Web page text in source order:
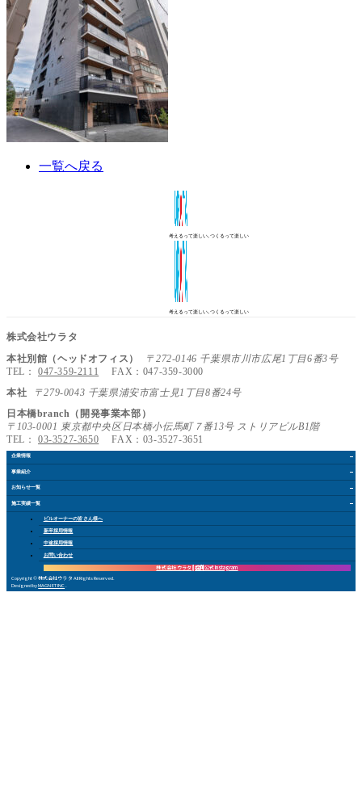
一覧へ戻る
考えるって楽しい､つくるって楽しい
考えるって楽しい､つくるって楽しい
株式会社ウラタ
本社別館（ヘッドオフィス）
〒272-0146 千葉県市川市広尾1丁目6番3号
TEL： 047-359-2111 FAX：047-359-3000
本社
〒279-0043 千葉県浦安市富士見1丁目8番24号
日本橋branch（開発事業本部）
〒103-0001 東京都中央区日本橋小伝馬町７番13号 ストリアビルB1階
TEL： 03-3527-3650 FAX：03-3527-3651
企業情報
事業紹介
お知らせ一覧
施工実績一覧
ビルオーナーの皆さん様へ
新卒採用情報
中途採用情報
お問い合わせ
株式会社 ウラタ 採用公式Instagram
Copyright © 株式会社ウラタ All Rights Reserved.
Designed byMAGNET INC